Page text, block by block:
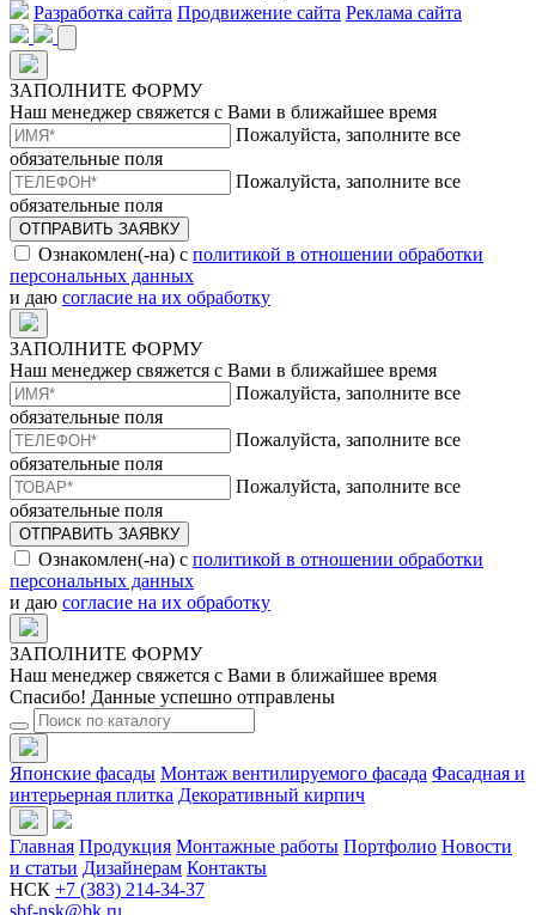
Разработка сайта Продвижение сайта Реклама сайта
ЗАПОЛНИТЕ ФОРМУ
Наш менеджер свяжется с Вами в ближайшее время
Пожалуйста, заполните все
обязательные поля
Пожалуйста, заполните все
обязательные поля
ОТПРАВИТЬ ЗАЯВКУ
Ознакомлен(-на) с политикой в отношении обработки
персональных данных
и даю согласие на их обработку
ЗАПОЛНИТЕ ФОРМУ
Наш менеджер свяжется с Вами в ближайшее время
Пожалуйста, заполните все
обязательные поля
Пожалуйста, заполните все
обязательные поля
Пожалуйста, заполните все
обязательные поля
ОТПРАВИТЬ ЗАЯВКУ
Ознакомлен(-на) с политикой в отношении обработки
персональных данных
и даю согласие на их обработку
ЗАПОЛНИТЕ ФОРМУ
Наш менеджер свяжется с Вами в ближайшее время
Спасибо! Данные успешно отправлены
Японские фасады Монтаж вентилируемого фасада Фасадная и
интерьерная плитка Декоративный кирпич
Главная Продукция Монтажные работы Портфолио Новости
и статьи Дизайнерам Контакты
НСК +7 (383) 214-34-37
sbf-nsk@bk.ru